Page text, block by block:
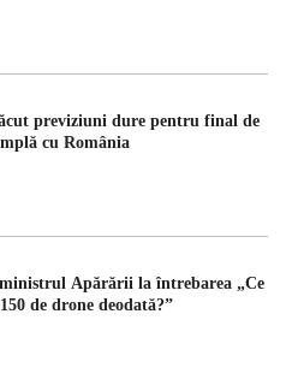
previziuni dure pentru final de
cu România
Apărării la întrebarea „Ce
de drone deodată?”